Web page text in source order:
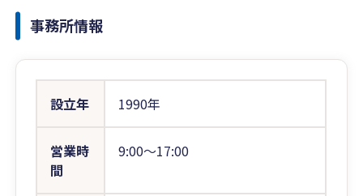
事務所情報
設立年 1990年
営業時
間
9:00〜17:00